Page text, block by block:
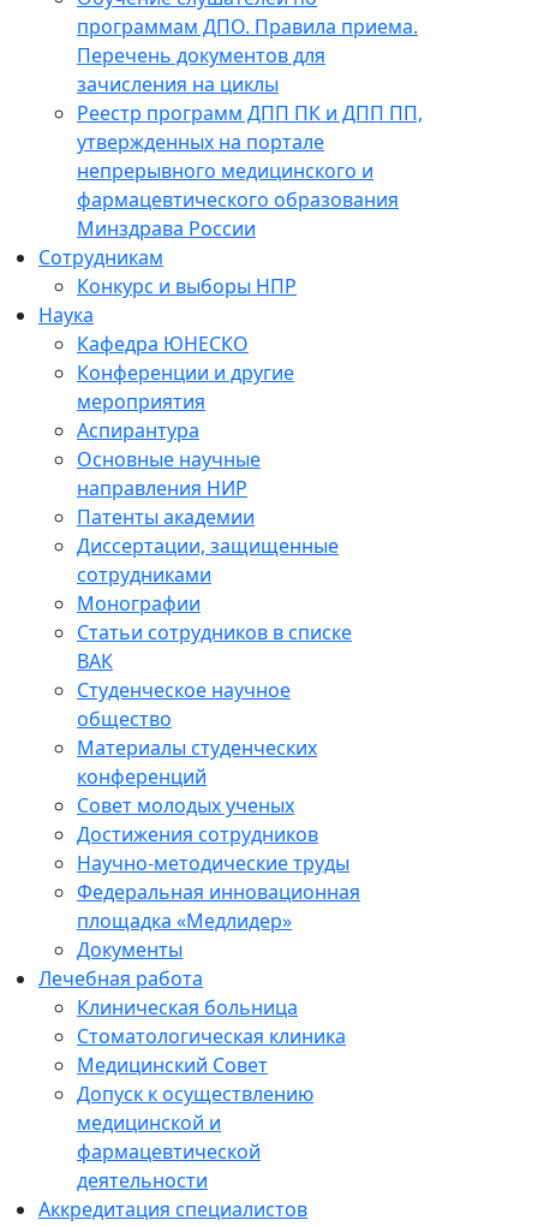
программам ДПО. Правила приема.
Перечень документов для
зачисления на циклы
Реестр программ ДПП ПК и ДПП ПП,
утвержденных на портале
непрерывного медицинского и
фармацевтического образования
Минздрава России
Сотрудникам
Конкурс и выборы НПР
Наука
Кафедра ЮНЕСКО
Конференции и другие
мероприятия
Аспирантура
Основные научные
направления НИР
Патенты академии
Диссертации, защищенные
сотрудниками
Монографии
Статьи сотрудников в списке
ВАК
Студенческое научное
общество
Материалы студенческих
конференций
Совет молодых ученых
Достижения сотрудников
Научно-методические труды
Федеральная инновационная
площадка «Медлидер»
Документы
Лечебная работа
Клиническая больница
Стоматологическая клиника
Медицинский Совет
Допуск к осуществлению
медицинской и
фармацевтической
деятельности
Аккредитация специалистов